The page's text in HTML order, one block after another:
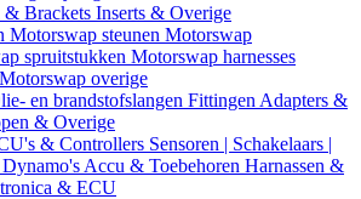
& Brackets Inserts & Overige
Motorswap steunen Motorswap
spruitstukken Motorswap harnesses
Motorswap overige
en brandstofslangen Fittingen Adapters &
& Overige
& Controllers Sensoren | Schakelaars |
Accu & Toebehoren Harnassen &
& ECU